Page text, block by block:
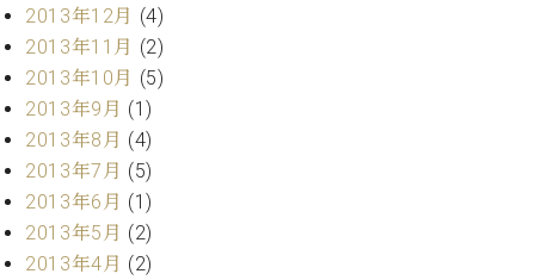
ビ
ス
(
調
律
ア
タ
ー
2013年12月 (4)
2013年11月 (2)
2013年10月 (5)
2013年9月 (1)
2013年8月 (4)
2013年7月 (5)
2013年6月 (1)
2013年5月 (2)
2013年4月 (2)